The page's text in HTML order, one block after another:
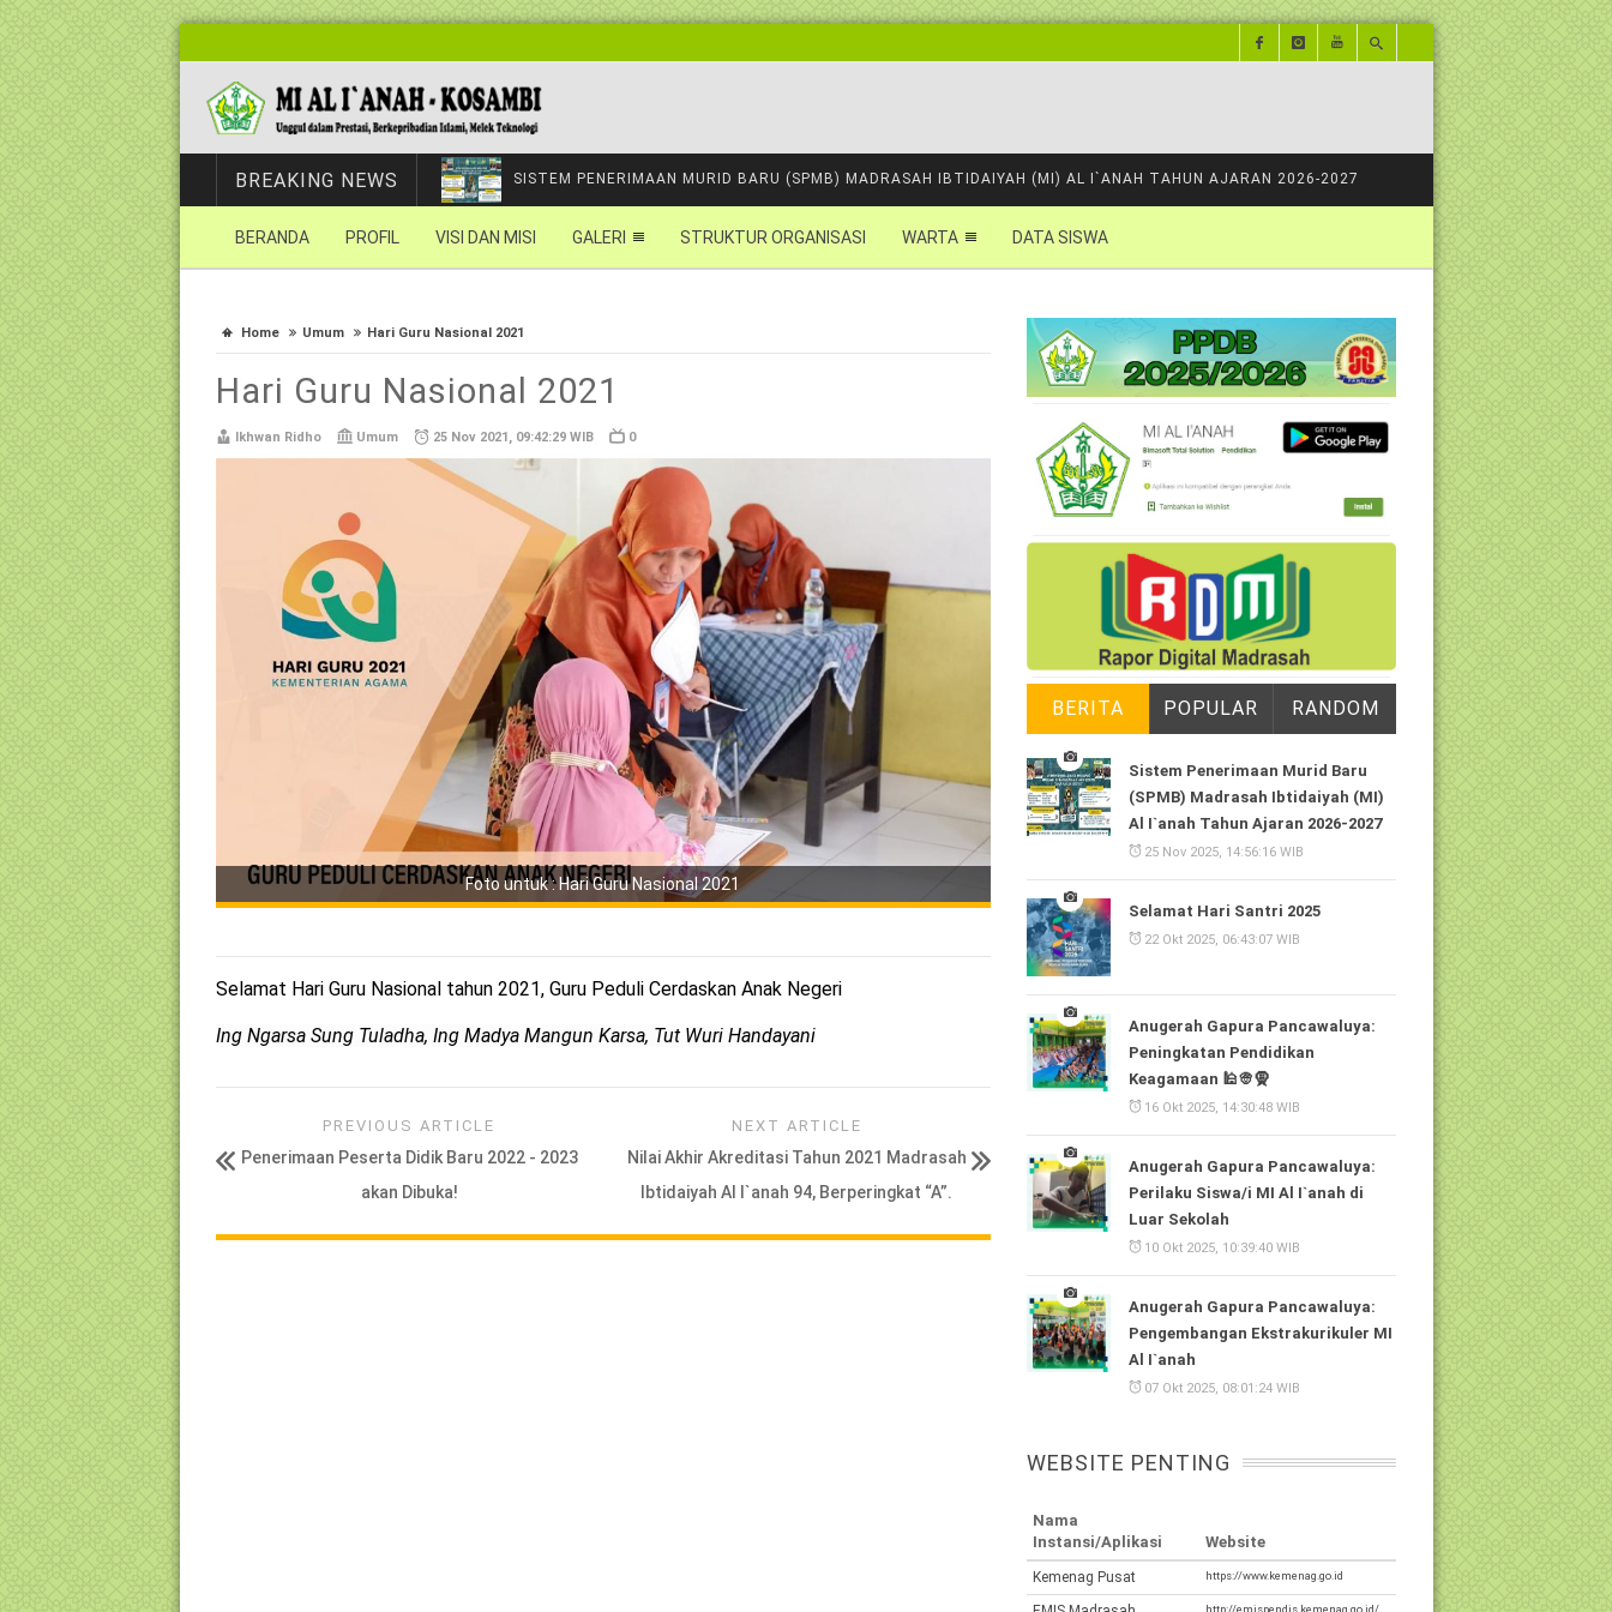
BREAKING NEWS SISTEM PENERIMAAN MURID BARU (SPMB) MADRASAH IBTIDAIYAH (MI) AL I`ANAH TAHUN AJARAN 2026-2027
BERANDA PROFIL VISI DAN MISI GALERI STRUKTUR ORGANISASI WARTA DATA SISWA
Home Umum Hari Guru Nasional 2021
Hari Guru Nasional 2021
Ikhwan Ridho Umum 25 Nov 2021, 09:42:29 WIB 0
Foto untuk : Hari Guru Nasional 2021
Selamat Hari Guru Nasional tahun 2021, Guru Peduli Cerdaskan Anak Negeri
Ing Ngarsa Sung Tuladha, Ing Madya Mangun Karsa, Tut Wuri Handayani
PREVIOUS ARTICLE
Penerimaan Peserta Didik Baru 2022 - 2023
akan Dibuka!
NEXT ARTICLE
Nilai Akhir Akreditasi Tahun 2021 Madrasah
Ibtidaiyah Al I`anah 94, Berperingkat “A”.
BERITA POPULAR RANDOM
Sistem Penerimaan Murid Baru
(SPMB) Madrasah Ibtidaiyah (MI)
Al I`anah Tahun Ajaran 2026-2027
25 Nov 2025, 14:56:16 WIB
Selamat Hari Santri 2025
22 Okt 2025, 06:43:07 WIB
Anugerah Gapura Pancawaluya:
Peningkatan Pendidikan
Keagamaan 🕌👳🧕
16 Okt 2025, 14:30:48 WIB
Anugerah Gapura Pancawaluya:
Perilaku Siswa/i MI Al I`anah di
Luar Sekolah
10 Okt 2025, 10:39:40 WIB
Anugerah Gapura Pancawaluya:
Pengembangan Ekstrakurikuler MI
Al I`anah
07 Okt 2025, 08:01:24 WIB
WEBSITE PENTING
Nama
Instansi/Aplikasi
Website
Kemenag Pusat https://www.kemenag.go.id
http://emispendis.kemenag.go.id/